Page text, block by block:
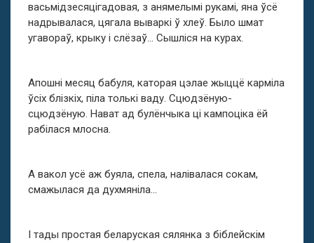
васьмідзесяцігадовая, з анямелымі рукамі, яна ўсё
надрывалася, цягала вываркі ў хлеў. Было шмат
угавораў, крыку і слёзаў… Сышліся на курах.
Апошні месяц бабуля, каторая цэлае жыццё карміла
ўсіх блізкіх, піла толькі ваду. Сцюдзёную-
сцюдзёную. Нават ад булёнчыка ці кампоціка ёй
рабілася млосна.
А вакол усё аж буяла, спела, налівалася сокам,
смажылася да духмяніла…
І тады простая беларуская сялянка з біблейскім